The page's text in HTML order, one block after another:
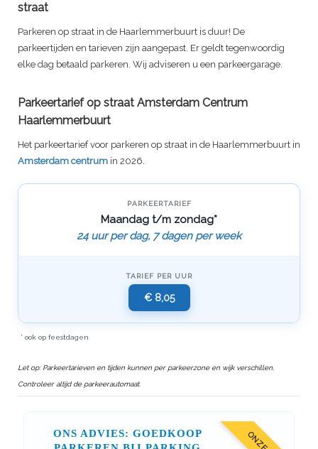
straat
Parkeren op straat in de Haarlemmerbuurt is duur! De
parkeertijden en tarieven zijn aangepast. Er geldt tegenwoordig
elke dag betaald parkeren. Wij adviseren u een parkeergarage.
Parkeertarief op straat Amsterdam Centrum
Haarlemmerbuurt
Het parkeertarief voor parkeren op straat in de Haarlemmerbuurt in
Amsterdam centrum in 2026.
PARKEERTARIEF
Maandag t/m zondag*
24 uur per dag, 7 dagen per week
TARIEF PER UUR
€ 8,05
* ook op feestdagen
Let op: Parkeertarieven en tijden kunnen per parkeerzone en wijk verschillen.
Controleer altijd de parkeerautomaat.
ONS ADVIES: GOEDKOOP